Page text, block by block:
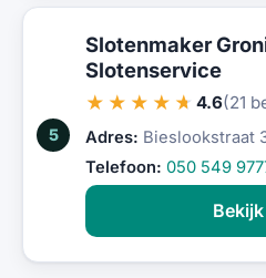
5
Slotenmaker
Slotenservice
★★★★★ 4.6(21
Adres: Bieslookstraat
Telefoon: 050 549